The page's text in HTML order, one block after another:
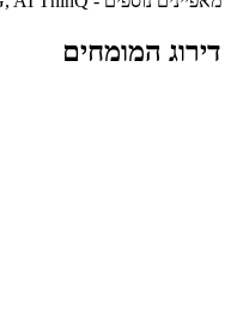
דירוג המומחים